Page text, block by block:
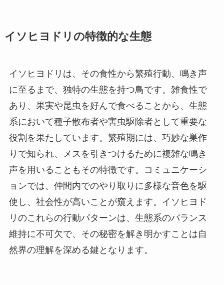
イソヒヨドリの特徴的な生態
イソヒヨドリは、その食性から繁殖行動、鳴き声
に至るまで、独特の生態を持つ鳥です。雑食性で
あり、果実や昆虫を好んで食べることから、生態
系において種子散布者や害虫駆除者として重要な
役割を果たしています。繁殖期には、巧妙な巣作
りで知られ、メスを引きつけるために複雑な鳴き
声を用いることもその特徴です。コミュニケーシ
ョンでは、仲間内でのやり取りに多様な音色を駆
使し、社会性が高いことが窺えます。イソヒヨド
リのこれらの行動パターンは、生態系のバランス
維持に不可欠で、その秘密を解き明かすことは自
然界の理解を深める鍵となります。